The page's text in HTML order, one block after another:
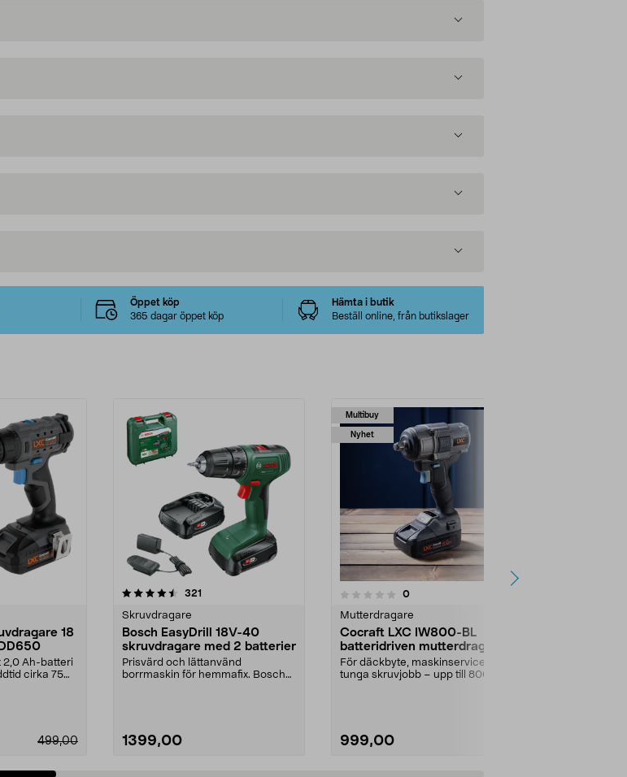
Öppet köp
365 dagar öppet köp
Hämta i butik
Beställ online, från butikslager
18
2,0 Ah-batteri
cirka 75
499,00
321
Skruvdragare
Bosch EasyDrill 18V-40
skruvdragare med 2 batterier
Prisvärd och lättanvänd
borrmaskin för hemmafix. Bosch
1399,00
Multibuy
Nyhet
0.0 av 5 stjärnor 0recensioner
Mutterdragare
Cocraft LXC IW800-BL
batteridriven mutterdragare
18 V
För däckbyte, maskinservice och
tunga skruvjobb – upp till 800 Nm.
999,00
4.5 av 5 stjärnor